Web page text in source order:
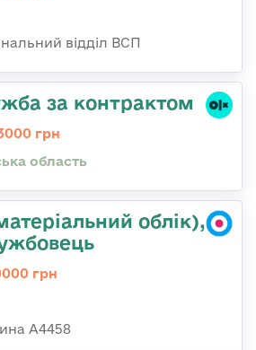
відділ ВСП
за контрактом
грн
область
облік),
грн
А4458